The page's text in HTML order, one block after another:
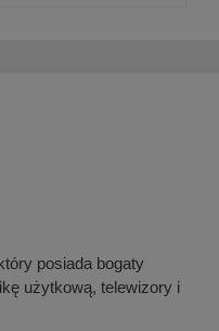
posiada bogaty
użytkową, telewizory i